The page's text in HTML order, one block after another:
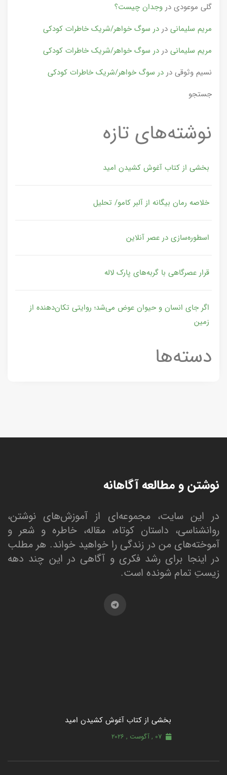
گلی موعودی در وجدان چیست؟
مریم سلیمانی در در سوگ خواهر/شریک خاطرات کودکی
مریم سلیمانی در در سوگ خواهر/شریک خاطرات کودکی
نسیم وثوقی در در سوگ خواهر/شریک خاطرات کودکی
جستجو
نوشته‌های تازه
بخشی از کتاب آغوش کشیدن امید
خلاصه رمان بیگانه از آلبر کامو/ تحلیل
اسطوره‌سازی در عصر آنلاین
قرار عصرگاهی با گربه‌های پارک لاله
اگر جای انسان و حیوان عوض می‌شد؛ روایتی تکان‌دهنده از
زمین
دسته‌ها
نوشتن و مطالعه آگاهانه
در این سایت، مجموعه‌ای از آموزش‌های نوشتن،
روانشناسی، داستان کوتاه، مقاله، خاطره و شعر و
آموخته‌های من در زندگی را خواهید خواند. هر مطلب
در اینجا برای رشد فکری و آگاهی در این چند دهه
زیستِ تمام شونده است.
بخشی از کتاب آغوش کشیدن امید
07 , آگوست , 2026